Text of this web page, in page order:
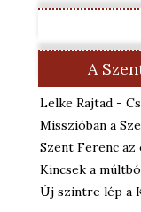
A
Lelke Rajtad -
Misszióban a
Szent Ferenc
Kincsek a
Új szintre lép a